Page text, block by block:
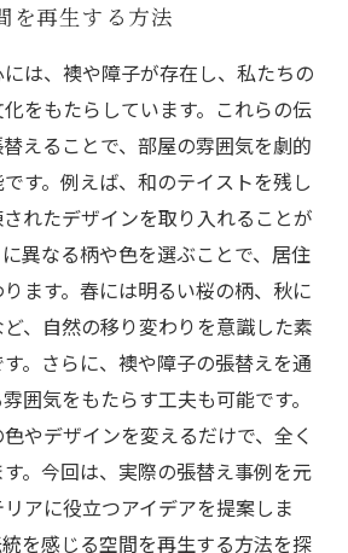
を再生する方法
は、襖や障子が存在し、私たちの
をもたらしています。これらの伝
えることで、部屋の雰囲気を劇的
す。例えば、和のテイストを残し
れたデザインを取り入れることが
異なる柄や色を選ぶことで、居住
ます。春には明るい桜の柄、秋に
、自然の移り変わりを意識した素
。さらに、襖や障子の張替えを通
囲気をもたらす工夫も可能です。
やデザインを変えるだけで、全く
。今回は、実際の張替え事例を元
アに役立つアイデアを提案しま
を感じる空間を再生する方法を探